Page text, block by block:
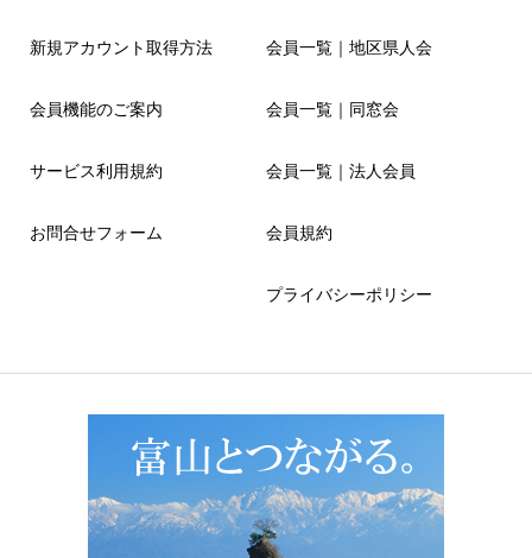
新規アカウント取得方法
会員機能のご案内
サービス利用規約
お問合せフォーム
会員一覧｜地区県人会
会員一覧｜同窓会
会員一覧｜法人会員
会員規約
プライバシーポリシー